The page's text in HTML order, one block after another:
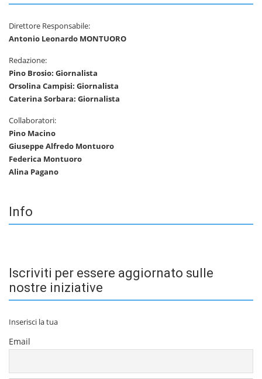
Direttore Responsabile:
Antonio Leonardo MONTUORO
Redazione:
Pino Brosio: Giornalista
Orsolina Campisi: Giornalista
Caterina Sorbara: Giornalista
Collaboratori:
Pino Macino
Giuseppe Alfredo Montuoro
Federica Montuoro
Alina Pagano
Info
Iscriviti per essere aggiornato sulle
nostre iniziative
Inserisci la tua
Email